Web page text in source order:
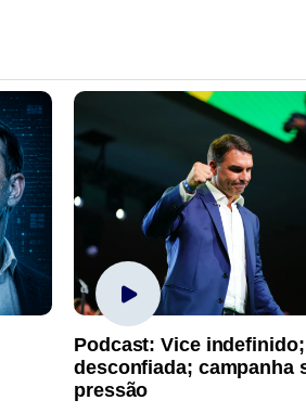
Podcast: Vice
desconfiada; campanha
pressão